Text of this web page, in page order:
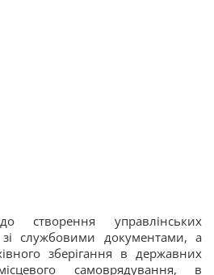
створення управлінських
службовими документами, а
зберігання в державних
самоврядування, в